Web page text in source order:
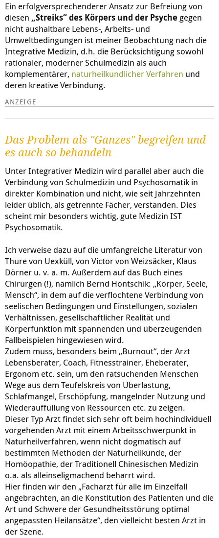
Ein erfolgversprechenderer Ansatz zur Befreiung von
diesen „Streiks“ des Körpers und der Psyche gegen
nicht aushaltbare Lebens-, Arbeits- und
Umweltbedingungen ist meiner Beobachtung nach die
Integrative Medizin, d.h. die Berücksichtigung sowohl
rationaler, moderner Schulmedizin als auch
komplementärer, naturheilkundlicher Verfahren und
deren kreative Verbindung.
Das Problem als "Ganzes" begreifen und
es auch so behandeln
Unter Integrativer Medizin wird parallel aber auch die
Verbindung von Schulmedizin und Psychosomatik in
direkter Kombination und nicht, wie seit Jahrzehnten
leider üblich, als getrennte Fächer, verstanden. Dies
scheint mir besonders wichtig, gute Medizin IST
Psychosomatik.
Ich verweise dazu auf die umfangreiche Literatur von
Thure von Uexküll, von Victor von Weizsäcker, Klaus
Dörner u. v. a. m. Außerdem auf das Buch eines
Chirurgen (!), nämlich Bernd Hontschik: „Körper, Seele,
Mensch“, in dem auf die verflochtene Verbindung von
seelischen Bedingungen und Einstellungen, sozialen
Verhältnissen, gesellschaftlicher Realität und
Körperfunktion mit spannenden und überzeugenden
Fallbeispielen hingewiesen wird.
Zudem muss, besonders beim „Burnout“, der Arzt
Lebensberater, Coach, Fitnesstrainer, Eheberater,
Ergonom etc. sein, um den ratsuchenden Menschen
Wege aus dem Teufelskreis von Überlastung,
Schlafmangel, Erschöpfung, mangelnder Nutzung und
Wiederauffüllung von Ressourcen etc. zu zeigen.
Dieser Typ Arzt findet sich sehr oft beim hochindividuell
vorgehenden Arzt mit einem Arbeitsschwerpunkt in
Naturheilverfahren, wenn nicht dogmatisch auf
bestimmten Methoden der Naturheilkunde, der
Homöopathie, der Traditionell Chinesischen Medizin
o.a. als alleinseligmachend beharrt wird.
Hier finden wir den „Facharzt für alle im Einzelfall
angebrachten, an die Konstitution des Patienten und die
Art und Schwere der Gesundheitsstörung optimal
angepassten Heilansätze“, den vielleicht besten Arzt in
der Szene.